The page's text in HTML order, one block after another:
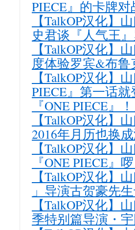
PIECE』的卡牌
【TalkOP汉化】
史君谈『人气王
【TalkOP汉化】
度体验罗宾&布
【TalkOP汉化】
PIECE』第一话
『ONE PIECE』
【TalkOP汉化】
2016年月历也换
【TalkOP汉化】
『ONE PIECE』
【TalkOP汉化】
」导演古贺豪先
【TalkOP汉化】
季特别篇导演・